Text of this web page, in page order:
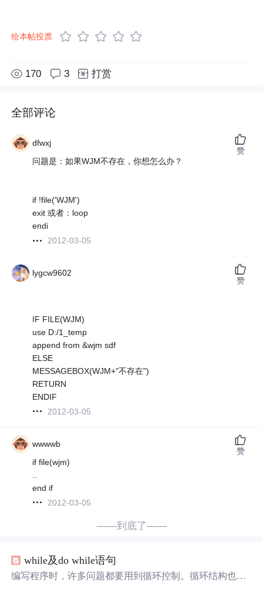
给本帖投票
170 3 打赏
全部评论
dfwxj
问题是：如果WJM不存在，你想怎么办？
if !file('WJM')
exit 或者：loop
endi
2012-03-05
赞
lygcw9602
IF FILE(WJM)
use D:/1_temp
append from &wjm sdf
ELSE
MESSAGEBOX(WJM+"不存在")
RETURN
ENDIF
2012-03-05
赞
wwwwb
if file(wjm)
end if
2012-03-05
赞
——到底了——
while及do while语句
编写程序时，许多问题都要用到循环控制。循环结构也是